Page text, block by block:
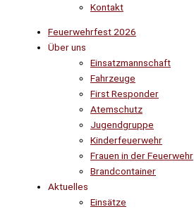
Kontakt
Feuerwehrfest 2026
Über uns
Einsatzmannschaft
Fahrzeuge
First Responder
Atemschutz
Jugendgruppe
Kinderfeuerwehr
Frauen in der Feuerwehr
Brandcontainer
Aktuelles
Einsätze